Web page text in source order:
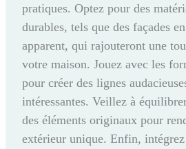
pratiques. Optez pour des
durables, tels que des façades
apparent, qui rajouteront une
votre maison. Jouez avec les
pour créer des lignes
intéressantes. Veillez à
des éléments originaux pour
extérieur unique. Enfin,